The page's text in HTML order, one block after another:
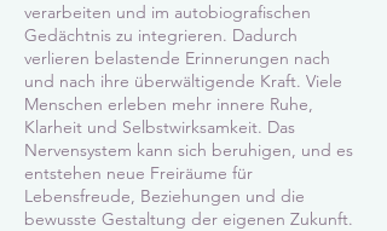
verarbeiten und im autobiografischen
Gedächtnis zu integrieren. Dadurch
verlieren belastende Erinnerungen nach
und nach ihre überwältigende Kraft. Viele
Menschen erleben mehr innere Ruhe,
Klarheit und Selbstwirksamkeit. Das
Nervensystem kann sich beruhigen, und es
entstehen neue Freiräume für
Lebensfreude, Beziehungen und die
bewusste Gestaltung der eigenen Zukunft.